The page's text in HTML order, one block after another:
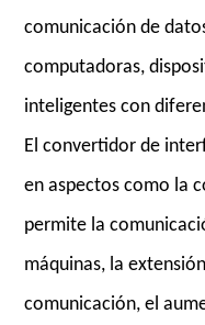
comunicación de
computadoras,
inteligentes con
El convertidor de
en aspectos como la
permite la
máquinas, la
comunicación, el